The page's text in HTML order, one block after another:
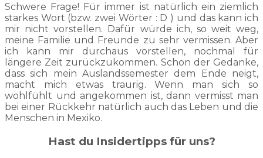
Schwere Frage! Für immer ist natürlich ein ziemlich
starkes Wort (bzw. zwei Wörter : D ) und das kann ich
mir nicht vorstellen. Dafür würde ich, so weit weg,
meine Familie und Freunde zu sehr vermissen. Aber
ich kann mir durchaus vorstellen, nochmal für
längere Zeit zurückzukommen. Schon der Gedanke,
dass sich mein Auslandssemester dem Ende neigt,
macht mich etwas traurig. Wenn man sich so
wohlfühlt und angekommen ist, dann vermisst man
bei einer Rückkehr natürlich auch das Leben und die
Menschen in Mexiko.
Hast du Insidertipps für uns?